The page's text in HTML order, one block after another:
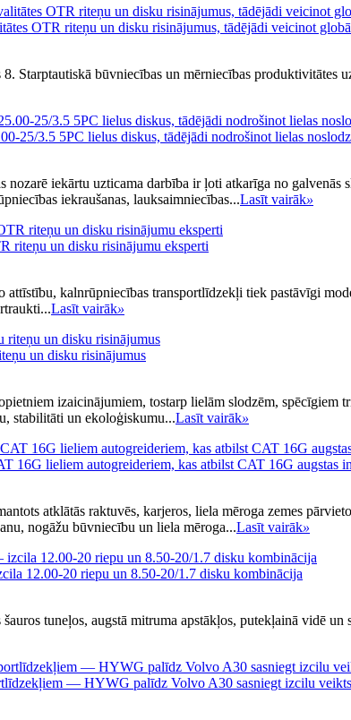
OTR riteņu un disku risinājumus, tādējādi veicinot
Starptautiskā būvniecības un mērniecības
25/3.5 5PC lielus diskus, tādējādi nodrošinot lielas
nozarē iekārtu uzticama darbība ir ļoti atkarīga no
iekraušanas, lauksaimniecības...Lasīt vairāk»
riteņu un disku risinājumu eksperti
attīstību, kalnrūpniecības transportlīdzekļi tiek pastāvīgi
Lasīt vairāk»
un disku risinājumus
izaicinājumiem, tostarp lielām slodzēm,
stabilitāti un ekoloģiskumu...Lasīt vairāk»
lieliem autogreideriem, kas atbilst CAT 16G augstas
atklātās raktuvēs, karjeros, liela mēroga zemes
nogāžu būvniecību un liela mēroga...Lasīt vairāk»
12.00-20 riepu un 8.50-20/1.7 disku kombinācija
tuneļos, augstā mitruma apstākļos, putekļainā vidē
— HYWG palīdz Volvo A30 sasniegt izcilu